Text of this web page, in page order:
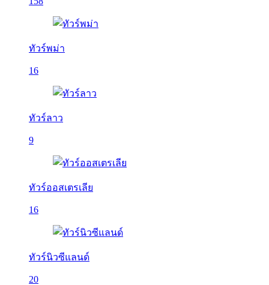
ทัวร์พม่า
16
ทัวร์ลาว
9
ทัวร์ออสเตรเลีย
16
ทัวร์นิวซีแลนด์
20